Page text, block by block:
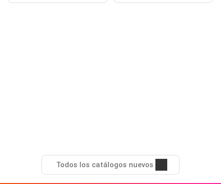
Todos los catálogos nuevos